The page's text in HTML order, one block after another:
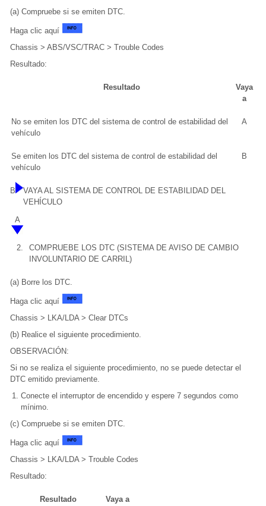
(a) Compruebe si se emiten DTC.
Haga clic aquí
Chassis > ABS/VSC/TRAC > Trouble Codes
Resultado:
Resultado
Vaya
a
No se emiten los DTC del sistema de control de estabilidad del
vehículo
A
Se emiten los DTC del sistema de control de estabilidad del
vehículo
B
B
VAYA AL SISTEMA DE CONTROL DE ESTABILIDAD DEL
VEHÍCULO
A
2.
COMPRUEBE LOS DTC (SISTEMA DE AVISO DE CAMBIO
INVOLUNTARIO DE CARRIL)
(a) Borre los DTC.
Haga clic aquí
Chassis > LKA/LDA > Clear DTCs
(b) Realice el siguiente procedimiento.
OBSERVACIÓN:
Si no se realiza el siguiente procedimiento, no se puede detectar el
DTC emitido previamente.
Conecte el interruptor de encendido y espere 7 segundos como
mínimo.
(c) Compruebe si se emiten DTC.
Haga clic aquí
Chassis > LKA/LDA > Trouble Codes
Resultado:
Resultado Vaya a